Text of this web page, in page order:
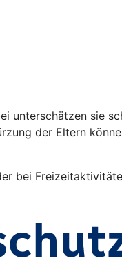
unterschätzen sie
der Eltern
bei